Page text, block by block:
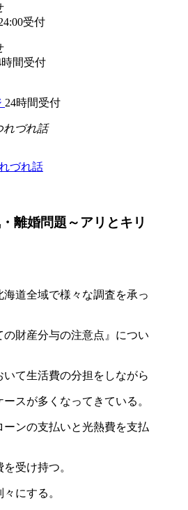
受付
時間受付
24時間受付
れづれ話
づれ話
婚問題～アリとキリ
道全域で様々な調査を承っ
財産分与の注意点』につい
て生活費の分担をしながら
スが多くなってきている。
ンの支払いと光熱費を支払
受け持つ。
にする。